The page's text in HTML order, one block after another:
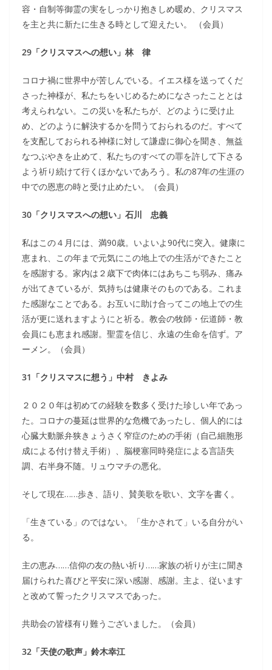
容・自制等御霊の実をしっかり抱きしめ暖め、クリスマス
を主と共に新たに生きる時として迎えたい。 （会員）
29「クリスマスへの想い」林 律
コロナ禍に世界中が苦しんでいる。イエス様を送ってくだ
さった神様が、私たちをいじめるためになさったこととは
考えられない。この災いを私たちが、どのように受け止
め、どのように解決するかを問うておられるのだ。すべて
を支配しておられる神様に対して謙虚に御心を聞き、無益
なつぶやきを止めて、私たちのすべての罪を許して下さる
よう祈り続けて行くほかないであろう。私の87年の生涯の
中での恩恵の時と受け止めたい。（会員）
30「クリスマスへの想い」石川 忠義
私はこの４月には、満90歳。いよいよ90代に突入。健康に
恵まれ、この年まで元気にこの地上での生活ができたこと
を感謝する。家内は２歳下で肉体にはあちこち弱み、痛み
が出てきているが、気持ちは健康そのものである。これま
た感謝なことである。お互いに助け合ってこの地上での生
活が更に送れますようにと祈る。教会の牧師・伝道師・教
会員にも恵まれ感謝。聖霊を信じ、永遠の生命を信ず。ア
ーメン。（会員）
31「クリスマスに想う」中村 きよみ
２０２０年は初めての経験を数多く受けた珍しい年であっ
た。コロナの蔓延は世界的な危機であったし、個人的には
心臓大動脈弁狭きょうさく窄症のための手術（自己細胞形
成による付け替え手術）、脳梗塞同時発症による言語失
調、右半身不随。リュウマチの悪化。
そして現在……歩き、語り、賛美歌を歌い、文字を書く。
「生きている」のではない。「生かされて」いる自分がい
る。
主の恵み……信仰の友の熱い祈り……家族の祈りが主に聞き
届けられた喜びと平安に深い感謝、感謝。主よ、従います
と改めて誓ったクリスマスであった。
共助会の皆様有り難うございました。（会員）
32「天使の歌声」鈴木幸江